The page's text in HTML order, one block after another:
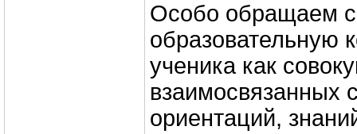
Особо обращаем
образовательную
ученика как
взаимосвязанных
ориентаций,